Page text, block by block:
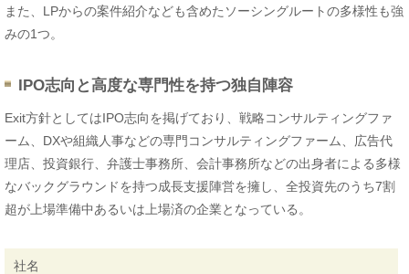
また、LPからの案件紹介なども含めたソーシングルートの多様性も強
みの1つ。
IPO志向と高度な専門性を持つ独自陣容
Exit方針としてはIPO志向を掲げており、戦略コンサルティングファ
ーム、DXや組織人事などの専門コンサルティングファーム、広告代
理店、投資銀行、弁護士事務所、会計事務所などの出身者による多様
なバックグラウンドを持つ成長支援陣営を擁し、全投資先のうち7割
超が上場準備中あるいは上場済の企業となっている。
社名